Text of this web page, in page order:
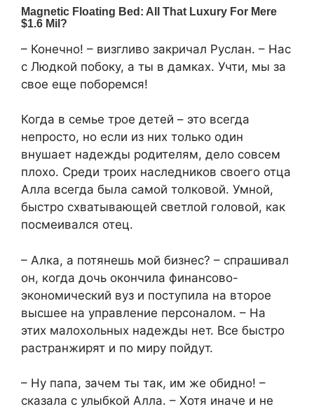
– Конечно! – визгливо закричал Руслан. – Нас
с Людкой побоку, а ты в дамках. Учти, мы за
свое еще поборемся!
Когда в семье трое детей – это всегда
непросто, но если из них только один
внушает надежды родителям, дело совсем
плохо. Среди троих наследников своего отца
Алла всегда была самой толковой. Умной,
быстро схватывающей светлой головой, как
посмеивался отец.
– Алка, а потянешь мой бизнес? – спрашивал
он, когда дочь окончила финансово-
экономический вуз и поступила на второе
высшее на управление персоналом. – На
этих малохольных надежды нет. Все быстро
растранжирят и по миру пойдут.
– Ну папа, зачем ты так, им же обидно! –
сказала с улыбкой Алла. – Хотя иначе и не